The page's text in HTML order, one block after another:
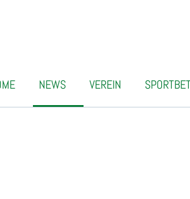
NEWS VEREIN